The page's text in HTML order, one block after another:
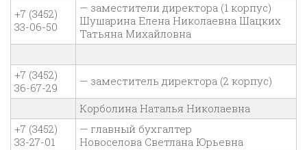
+7 (3452)
33-06-50
— заместители директора (1 корпус)
Шушарина Елена Николаевна Шацких
Татьяна Михайловна
+7 (3452)
36-67-29
— заместитель директора (2 корпус)
Корболина Наталья Николаевна
+7 (3452)
33-27-01
— главный бухгалтер
Новоселова Светлана Юрьевна